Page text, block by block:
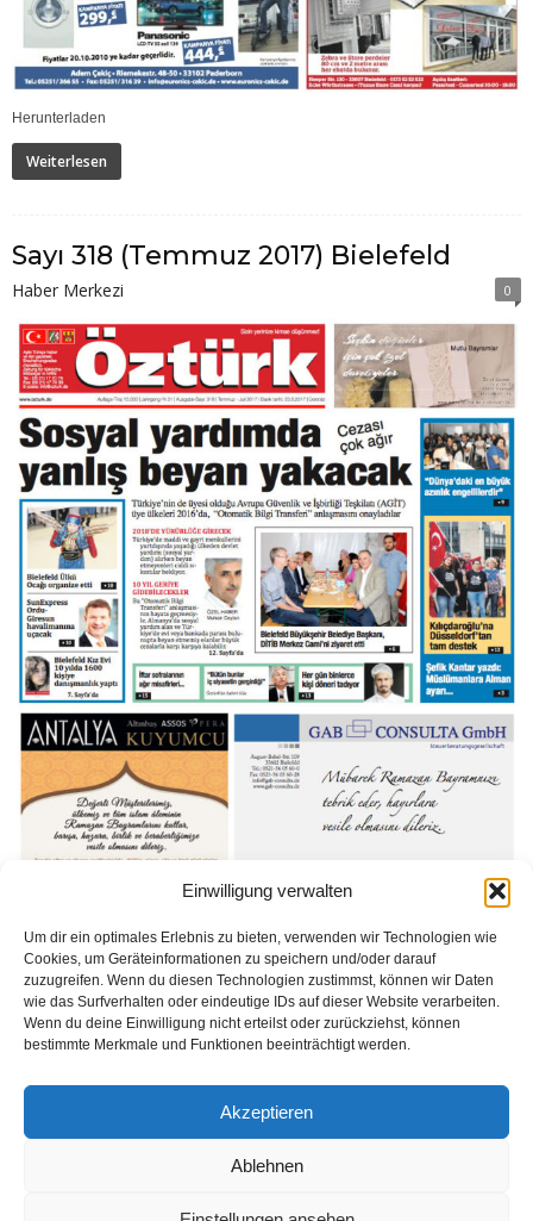
Einwilligung verwalten
Um dir ein optimales Erlebnis zu bieten, verwenden wir Technologien wie
Cookies, um Geräteinformationen zu speichern und/oder darauf
zuzugreifen. Wenn du diesen Technologien zustimmst, können wir Daten
wie das Surfverhalten oder eindeutige IDs auf dieser Website verarbeiten.
Wenn du deine Einwilligung nicht erteilst oder zurückziehst, können
bestimmte Merkmale und Funktionen beeinträchtigt werden.
Akzeptieren
Ablehnen
Herunterladen
Weiterlesen
Sayı 318 (Temmuz 2017) Bielefeld
Haber Merkezi 0
https://issuu.com/ozturkgazetesionline/docs/o__ztu__rk_say___318__bielefeld
Weiterlesen